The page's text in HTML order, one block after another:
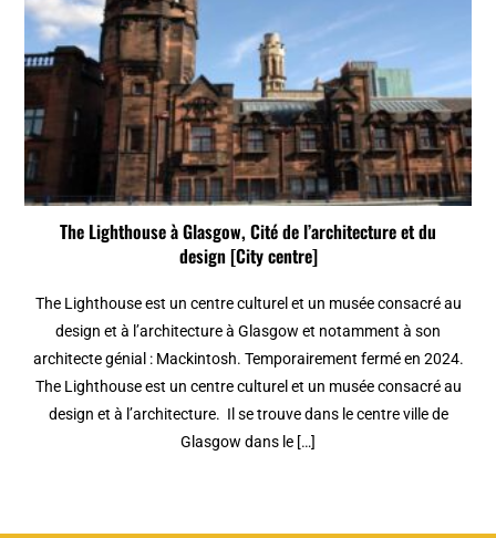
The Lighthouse à Glasgow, Cité de l’architecture et du
design [City centre]
The Lighthouse est un centre culturel et un musée consacré au
design et à l’architecture à Glasgow et notamment à son
architecte génial : Mackintosh. Temporairement fermé en 2024.
The Lighthouse est un centre culturel et un musée consacré au
design et à l’architecture. Il se trouve dans le centre ville de
Glasgow dans le […]